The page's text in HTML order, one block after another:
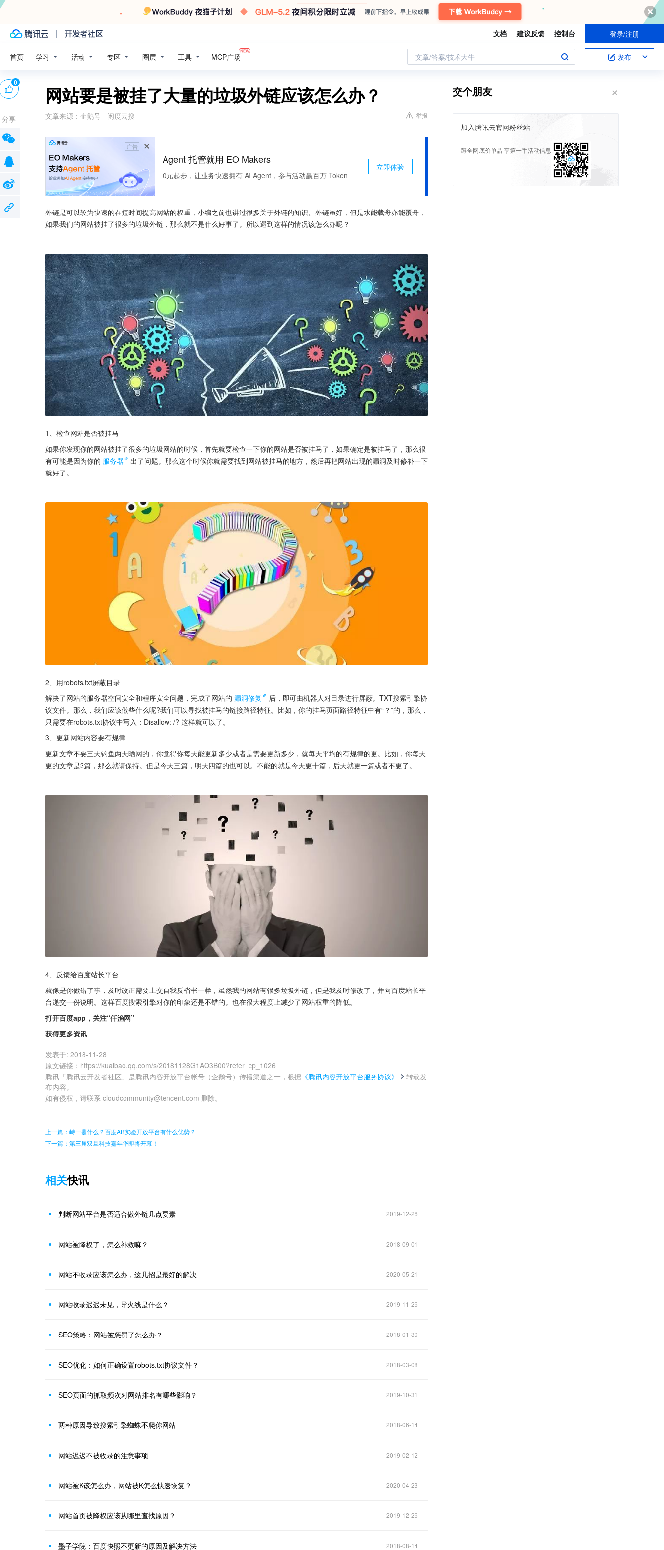
文档 建议反馈 控制台 登录/注册
首页 学习 活动 专区 圈层 工具 MCP广场 文章/答案/技术大牛 发布
网站要是被挂了大量的垃圾外链应该怎么办？
文章来源： 企鹅号 - 闲度云搜 举报
广告
Agent 托管就用 EO Makers
0元起步，让业务快速拥有 AI Agent，参与活动赢百万 Token
立即体验
外链是可以较为快速的在短时间提高网站的权重，小编之前也讲过很多关于外链的知识。外链虽好，但是水能载舟亦能覆舟，
如果我们的网站被挂了很多的垃圾外链，那么就不是什么好事了。所以遇到这样的情况该怎么办呢？
1、检查网站是否被挂马
如果你发现你的网站被挂了很多的垃圾网站的时候，首先就要检查一下你的网站是否被挂马了，如果确定是被挂马了，那么很
有可能是因为你的 服务器
出了问题。那么这个时候你就需要找到网站被挂马的地方，然后再把网站出现的漏洞及时修补一下
就好了。
2、用robots.txt屏蔽目录
解决了网站的服务器空间安全和程序安全问题，完成了网站的 漏洞修复
后，即可由机器人对目录进行屏蔽。TXT搜索引擎协
议文件。那么，我们应该做些什么呢?我们可以寻找被挂马的链接路径特征。比如，你的挂马页面路径特征中有“？”的，那么，
只需要在robots.txt协议中写入：Disallow: /? 这样就可以了。
3、更新网站内容要有规律
更新文章不要三天钓鱼两天晒网的，你觉得你每天能更新多少或者是需要更新多少，就每天平均的有规律的更。比如，你每天
更的文章是3篇，那么就请保持。但是今天三篇，明天四篇的也可以。不能的就是今天更十篇，后天就更一篇或者不更了。
4、反馈给百度站长平台
就像是你做错了事，及时改正需要上交自我反省书一样，虽然我的网站有很多垃圾外链，但是我及时修改了，并向百度站长平
台递交一份说明。这样百度搜索引擎对你的印象还是不错的。也在很大程度上减少了网站权重的降低。
打开百度app，关注“仟渔网”
获得更多资讯
发表于: 2018-11-28
原文链接 ： https://kuaibao.qq.com/s/20181128G1AO3B00?refer=cp_1026
腾讯「腾讯云开发者社区」是腾讯内容开放平台帐号（企鹅号）传播渠道之一，根据 《腾讯内容开放平台服务协议》
转载发
布内容。
如有侵权，请联系 cloudcommunity@tencent.com 删除。
0
分享
上一篇：峙一是什么？百度AB实验开放平台有什么优势？
下一篇：第三届双旦科技嘉年华即将开幕！
相关快讯
判断网站平台是否适合做外链几点要素 2019-12-26
网站被降权了，怎么补救嘛？ 2018-09-01
网站不收录应该怎么办，这几招是最好的解决 2020-05-21
网站收录迟迟未见，导火线是什么？ 2019-11-26
SEO策略：网站被惩罚了怎么办？ 2018-01-30
SEO优化：如何正确设置robots.txt协议文件？ 2018-03-08
SEO页面的抓取频次对网站排名有哪些影响？ 2019-10-31
两种原因导致搜索引擎蜘蛛不爬你网站 2018-06-14
网站迟迟不被收录的注意事项 2019-02-12
网站被K该怎么办，网站被K怎么快速恢复？ 2020-04-23
网站首页被降权应该从哪里查找原因？ 2019-12-26
墨子学院：百度快照不更新的原因及解决方法 2018-08-14
交个朋友
加入腾讯云官网粉丝站
蹲全网底价单品 享第一手活动信息